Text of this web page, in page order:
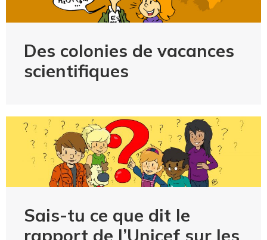
Des colonies de vacances
scientifiques
Sais-tu ce que dit le
rapport de l’Unicef sur les